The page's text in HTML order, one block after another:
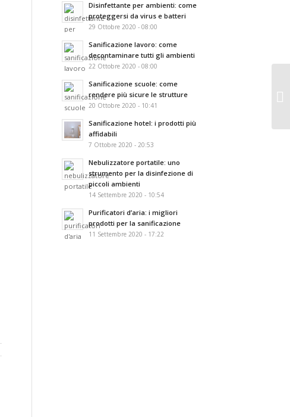
Disinfettante per ambienti: come
proteggersi da virus e batteri
29 Ottobre 2020 - 08:00
Sanificazione lavoro: come
decontaminare tutti gli ambienti
22 Ottobre 2020 - 08:00
Sanificazione scuole: come
rendere più sicure le strutture
20 Ottobre 2020 - 10:41
Sanificazione hotel: i prodotti più
affidabili
7 Ottobre 2020 - 20:53
Nebulizzatore portatile: uno
strumento per la disinfezione di
piccoli ambienti
14 Settembre 2020 - 10:54
Purificatori d’aria: i migliori
prodotti per la sanificazione
11 Settembre 2020 - 17:22